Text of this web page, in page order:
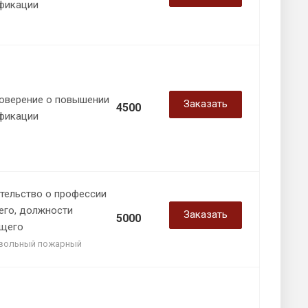
о повышении
4500 Заказать
о профессии
должности
пожарный
5000 Заказать